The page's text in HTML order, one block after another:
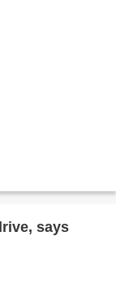
says